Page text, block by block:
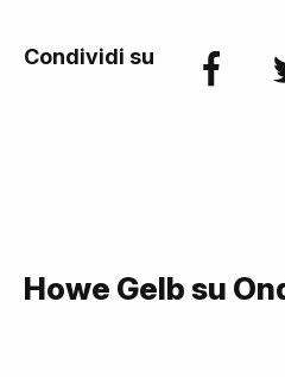
Condividi su
Howe Gelb su